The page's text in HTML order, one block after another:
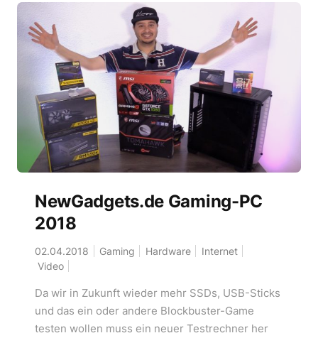
NewGadgets.de Gaming-PC
2018
02.04.2018 Gaming Hardware
Internet
Video
Da wir in Zukunft wieder mehr SSDs, USB-Sticks
und das ein oder andere Blockbuster-Game
testen wollen muss ein neuer Testrechner her